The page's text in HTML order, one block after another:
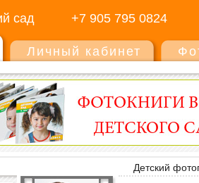
сад +7 905 795 0824
Личный кабинет
Детский